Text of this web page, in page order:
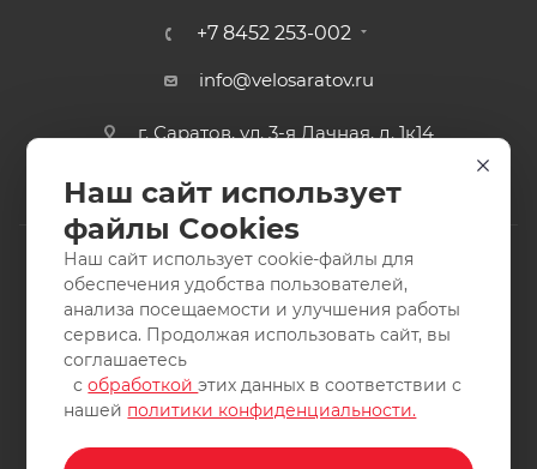
+7 8452 253-002
info@velosaratov.ru
г. Саратов, ул. 3-я Дачная, д. 1к14
2011-2026 © интернет-магазин спортивных товаров
ВелоСаратов. Не является публичной офертой. Все права
защищены. Заимствование материалов и фотографий
запрещено.
Наш сайт использует
файлы Cookies
Наш сайт использует cookie-файлы для
обеспечения удобства пользователей,
анализа посещаемости и улучшения работы
сервиса. Продолжая использовать сайт, вы
соглашаетесь
собработкойэтих данных в соответствии с
нашей политики конфиденциальности.